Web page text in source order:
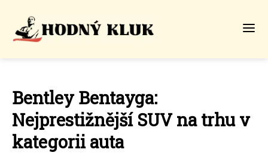
Bentley Bentayga:
Nejprestižnější SUV na trhu v
kategorii auta